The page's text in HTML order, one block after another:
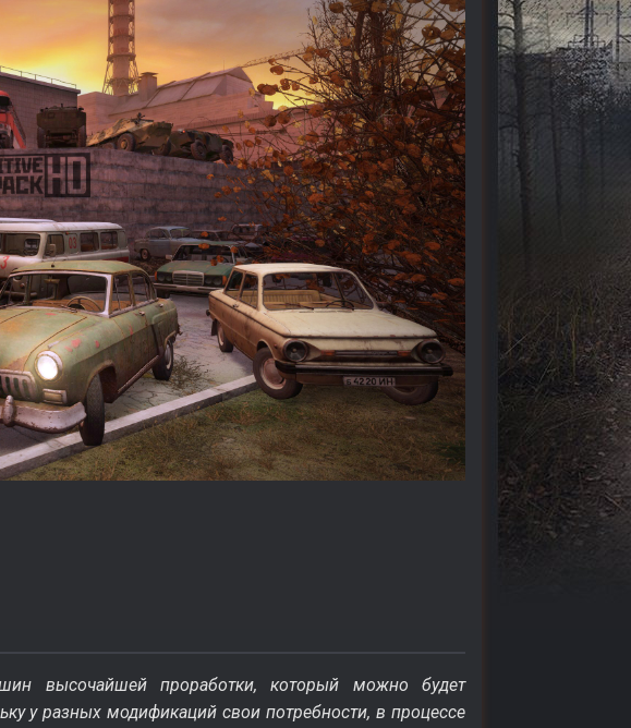
высочайшей проработки, который можно будет
у разных модификаций свои потребности, в процессе